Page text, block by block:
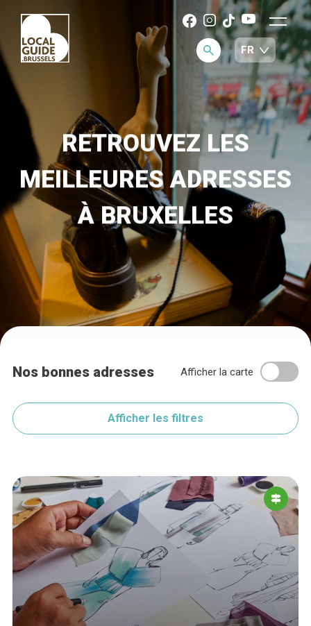
RETROUVEZ LES
MEILLEURES ADRESSES
À BRUXELLES
Nos bonnes adresses Afficher la carte
Afficher les filtres